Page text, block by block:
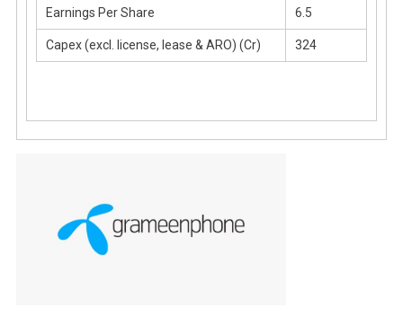
Earnings Per Share 6.5
Capex (excl. license, lease & ARO) (Cr) 324